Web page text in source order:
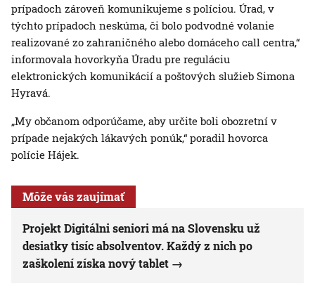
prípadoch zároveň komunikujeme s políciou. Úrad, v
týchto prípadoch neskúma, či bolo podvodné volanie
realizované zo zahraničného alebo domáceho call centra,“
informovala hovorkyňa Úradu pre reguláciu
elektronických komunikácií a poštových služieb Simona
Hyravá.
„My občanom odporúčame, aby určite boli obozretní v
prípade nejakých lákavých ponúk,“ poradil hovorca
polície Hájek.
Môže vás zaujímať
Projekt Digitálni seniori má na Slovensku už
desiatky tisíc absolventov. Každý z nich po
zaškolení získa nový tablet